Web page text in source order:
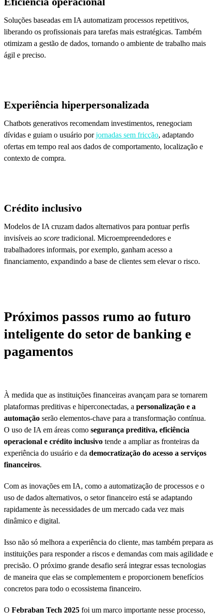
Soluções baseadas em IA automatizam processos repetitivos,
liberando os profissionais para tarefas mais estratégicas. Também
otimizam a gestão de dados, tornando o ambiente de trabalho mais
ágil e preciso.
Experiência hiperpersonalizada
Chatbots generativos recomendam investimentos, renegociam
dívidas e guiam o usuário porjornadas sem fricção, adaptando
ofertas em tempo real aos dados de comportamento, localização e
contexto de compra.
Crédito inclusivo
Modelos de IA cruzam dados alternativos para pontuar perfis
invisíveis ao score tradicional. Microempreendedores e
trabalhadores informais, por exemplo, ganham acesso a
financiamento, expandindo a base de clientes sem elevar o risco.
Próximos passos rumo ao futuro
inteligente do setor de banking e
pagamentos
À medida que as instituições financeiras avançam para se tornarem
plataformas preditivas e hiperconectadas, a personalização e a
automação serão elementos-chave para a transformação contínua.
O uso de IA em áreas como segurança preditiva, eficiência
operacional e crédito inclusivo tende a ampliar as fronteiras da
experiência do usuário e da democratização do acesso a serviços
financeiros.
Com as inovações em IA, como a automatização de processos e o
uso de dados alternativos, o setor financeiro está se adaptando
rapidamente às necessidades de um mercado cada vez mais
dinâmico e digital.
Isso não só melhora a experiência do cliente, mas também prepara as
instituições para responder a riscos e demandas com mais agilidade e
precisão. O próximo grande desafio será integrar essas tecnologias
de maneira que elas se complementem e proporcionem benefícios
concretos para todo o ecossistema financeiro.
O Febraban Tech 2025 foi um marco importante nesse processo,